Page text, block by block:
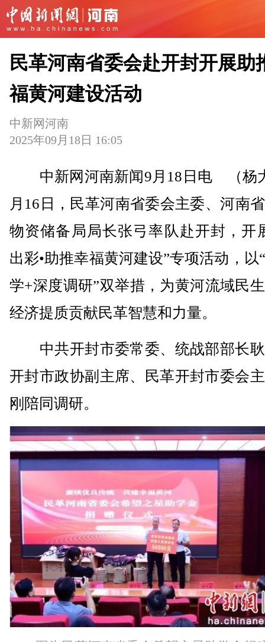
民革河南省委会赴开封开展助
福黄河建设活动
中新网河南
2025年09月18日 16:05
中新网河南新闻9月18日电 （杨
月16日，民革河南省委会主委、河南
物资储备局局长张弓率队赴开封，开
出彩•助推幸福黄河建设”专项活动，以
学+深度调研”双举措，为黄河流域民
经济提质贡献民革智慧和力量。
中共开封市委常委、统战部部长
开封市政协副主席、民革开封市委会
刚陪同调研。